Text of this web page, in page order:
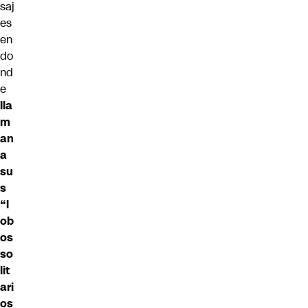
saj
es
en
do
nd
e
lla
m
an
a
su
s
“l
ob
os
so
lit
ari
os